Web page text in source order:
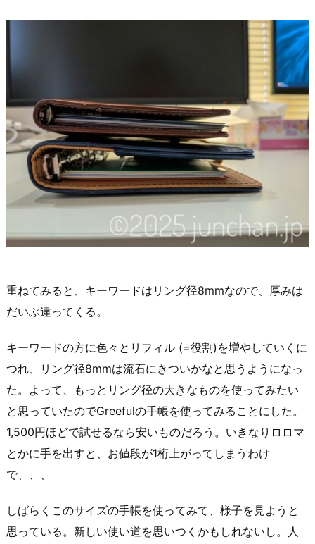
重ねてみると、キーワードはリング径8mmなので、厚みは
だいぶ違ってくる。
キーワードの方に色々とリフィル (=役割)を増やしていくに
つれ、リング径8mmは流石にきついかなと思うようになっ
た。よって、もっとリング径の大きなものを使ってみたい
と思っていたのでGreefulの手帳を使ってみることにした。
1,500円ほどで試せるなら安いものだろう。いきなりロロマ
とかに手を出すと、お値段が1桁上がってしまうわけ
で、、、
しばらくこのサイズの手帳を使ってみて、様子を見ようと
思っている。新しい使い道を思いつくかもしれないし。人